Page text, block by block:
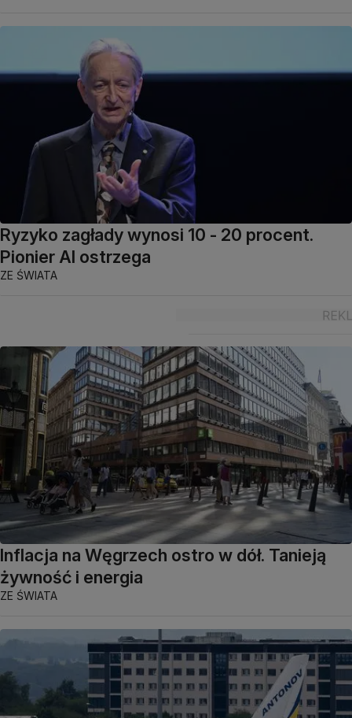
Ryzyko zagłady wynosi 10 - 20 procent.
Pionier AI ostrzega
ZE ŚWIATA
Inflacja na Węgrzech ostro w dół. Tanieją
żywność i energia
ZE ŚWIATA